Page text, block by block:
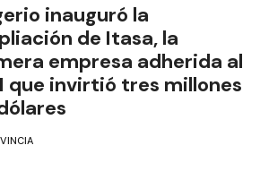
inauguró la
de Itasa, la
empresa adherida al
que invirtió tres millones